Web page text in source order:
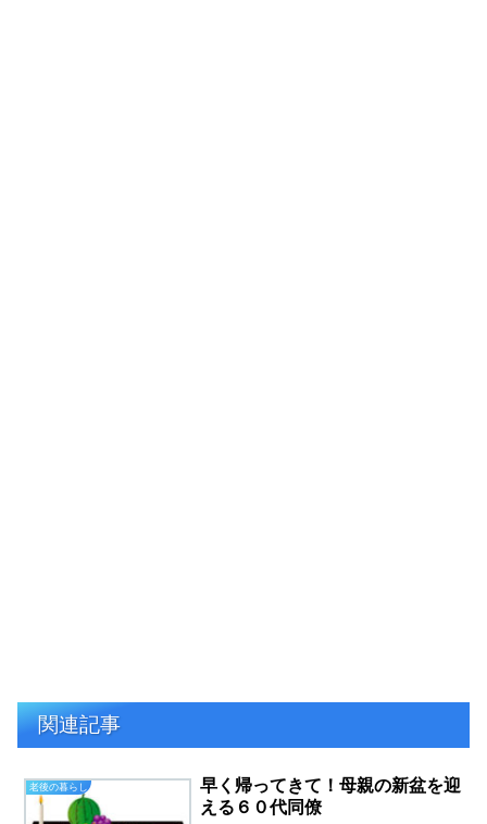
関連記事
老後の暮らし
早く帰ってきて！母親の新盆を迎
える６０代同僚